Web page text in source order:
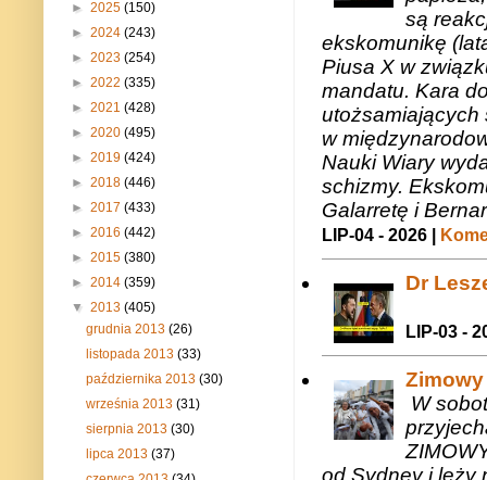
są
ekskomunikę
Piusa X w
mandatu. Kara
utożsamiających
w
Nauki Wiary
schizmy.
Galarretę i
LIP-04 - 2026 |
Dr
LIP-03 -
W
od Sydney i leży
► 2025 (150)
► 2024 (243)
► 2023 (254)
► 2022 (335)
► 2021 (428)
► 2020 (495)
► 2019 (424)
► 2018 (446)
► 2017 (433)
► 2016 (442)
► 2015 (380)
► 2014 (359)
▼ 2013 (405)
grudnia 2013(26)
listopada 2013(33)
października 2013(30)
września 2013(31)
sierpnia 2013(30)
lipca 2013(37)